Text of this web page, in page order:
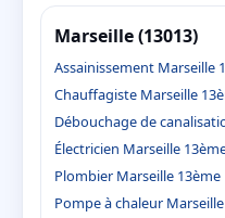
Marseille (13013)
Assainissement Marseille
Chauffagiste Marseille
Débouchage de
Électricien Marseille
Plombier Marseille 13ème
Pompe à chaleur